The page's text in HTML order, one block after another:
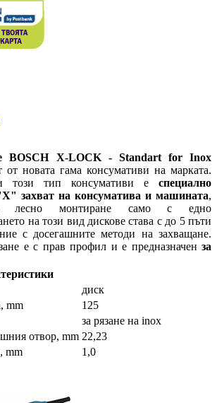
BOSCH X-LOCK - Standart for Inox
от новата гама консумативи на марката.
този тип консумативи е специално
захват на консуматива и машината,
лесно монтиране само с едно
на този вид дискове става с до 5 пъти
с досегашните методи на захващане.
е с прав профил и е предназначен за
диск
mm
125
за рязане на inox
отвор, mm 22,23
mm
1,0